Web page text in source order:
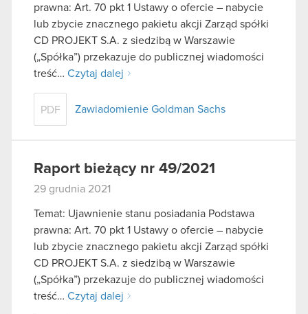
prawna: Art. 70 pkt 1 Ustawy o ofercie – nabycie
lub zbycie znacznego pakietu akcji Zarząd spółki
CD PROJEKT S.A. z siedzibą w Warszawie
(„Spółka”) przekazuje do publicznej wiadomości
treść… Czytaj dalej
PDF Zawiadomienie Goldman Sachs
Raport bieżący nr 49/2021
29 grudnia 2021
Temat: Ujawnienie stanu posiadania Podstawa
prawna: Art. 70 pkt 1 Ustawy o ofercie – nabycie
lub zbycie znacznego pakietu akcji Zarząd spółki
CD PROJEKT S.A. z siedzibą w Warszawie
(„Spółka”) przekazuje do publicznej wiadomości
treść… Czytaj dalej